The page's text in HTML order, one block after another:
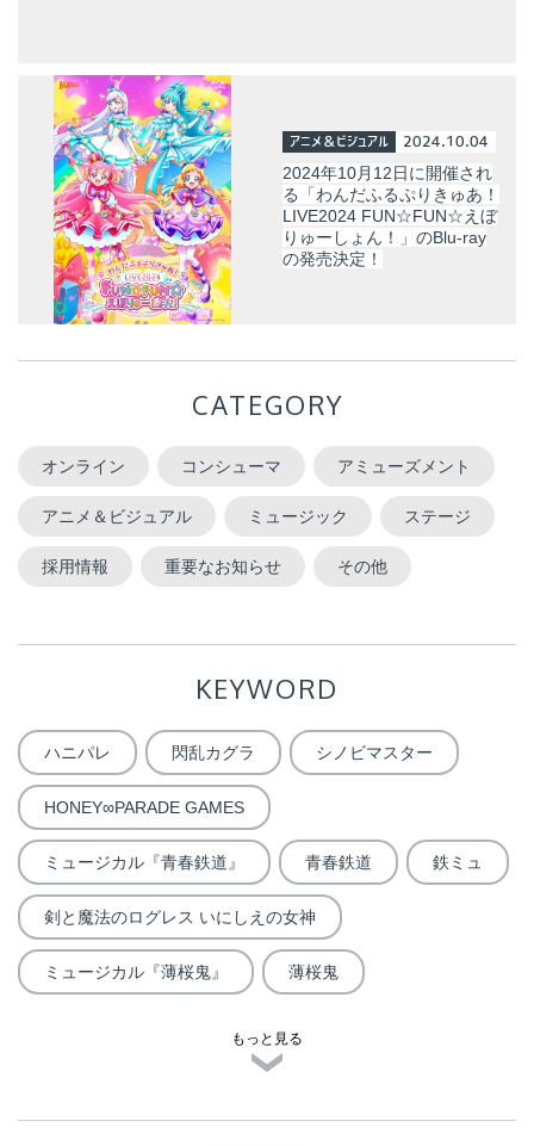
アニメ＆ビジュアル 2024.10.04
2024年10月12日に開催され
る「わんだふるぷりきゅあ！
LIVE2024 FUN☆FUN☆えぼ
りゅーしょん！」のBlu-ray
の発売決定！
CATEGORY
オンライン コンシューマ アミューズメント
アニメ＆ビジュアル ミュージック ステージ
採用情報 重要なお知らせ その他
KEYWORD
ハニパレ 閃乱カグラ シノビマスター
HONEY∞PARADE GAMES
ミュージカル『青春鉄道』 青春鉄道 鉄ミュ
剣と魔法のログレス いにしえの女神
ミュージカル『薄桜鬼』 薄桜鬼
もっと見る